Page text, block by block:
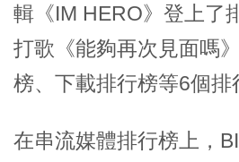
輯《IM HERO》登上了
打歌《能夠再次見面嗎
榜、下載排行榜等6個排
在串流媒體排行榜上，